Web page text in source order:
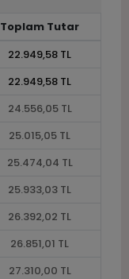
Toplam Tutar
22.949,58 TL
22.949,58 TL
24.556,05 TL
25.015,05 TL
25.474,04 TL
25.933,03 TL
26.392,02 TL
26.851,01 TL
27.310,00 TL